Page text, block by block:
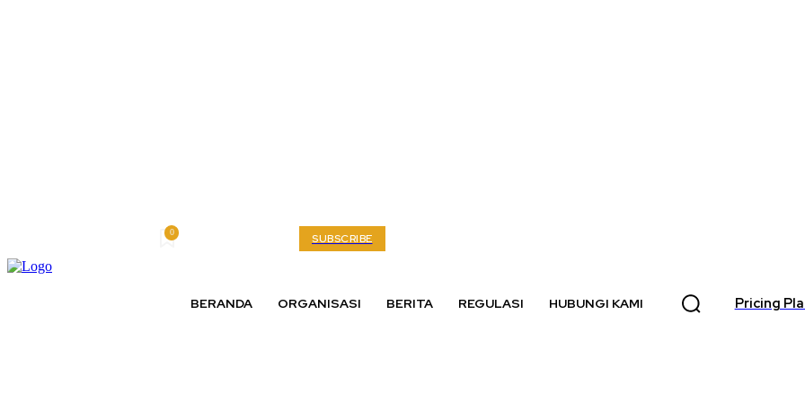
0 SUBSCRIBE
BERANDA ORGANISASI BERITA REGULASI HUBUNGI KAMI Pricing